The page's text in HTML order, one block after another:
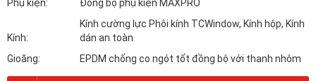
Phụ kiện:
Đồng bộ phụ kiện MAXPRO
Kính:
Kính cường lực Phôi kính TCWindow, Kính hộp, Kính
dán an toàn
Gioăng:
EPDM chống co ngót tốt đồng bộ với thanh nhôm